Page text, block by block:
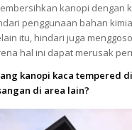
kanopi dengan
penggunaan bahan
itu, hindari juga
hal ini dapat merusak
kanopi kaca tempered
di area lain?